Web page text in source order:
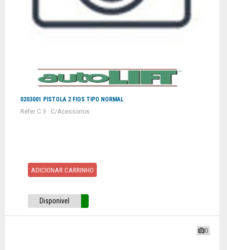
0203001 PISTOLA 2 FIOS TIPO NORMAL
Refer C 3 : C/Acessorios
ADICIONAR CARRINHO
Disponivel
0